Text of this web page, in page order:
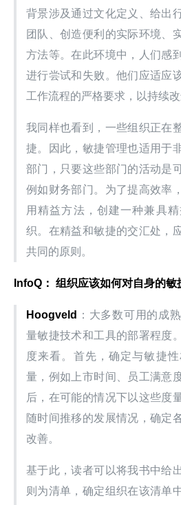
背景涉及通过文化定义、给出
团队、创造便利的实际环境、
方法等。在此环境中，人们感
进行尝试和失败。他们应适应
工作流程的严格要求，以持续
我同样也看到，一些组织正在
捷。因此，敏捷管理也适用于
部门，只要这些部门的活动是
例如财务部门。为了提高效率
用精益方法，创建一种兼具
织。在精益和敏捷的交汇处，
共同的原则。
InfoQ： 组织应该如何对自身的敏
Hoogveld
：大多数可用的成
量敏捷技术和工具的部署程度
度来看。首先，确定与敏捷
量，例如上市时间、员工满意
后，在可能的情况下以这些度
随时间推移的发展情况，确定
改善。
基于此，读者可以将我书中给
则为清单，确定组织在该清单